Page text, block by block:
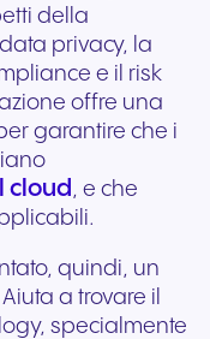
della
privacy, la
e il risk
offre una
garantire che i
cloud , e che
quindi, un
a trovare il
specialmente